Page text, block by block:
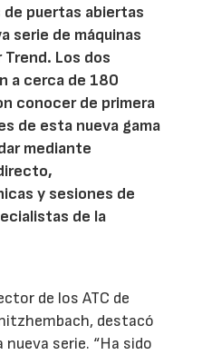
de puertas abiertas
serie de máquinas
Los dos
a cerca de 180
conocer de primera
de esta nueva gama
mediante
y sesiones de
de la
de los ATC de
destacó
nueva serie. “Ha sido